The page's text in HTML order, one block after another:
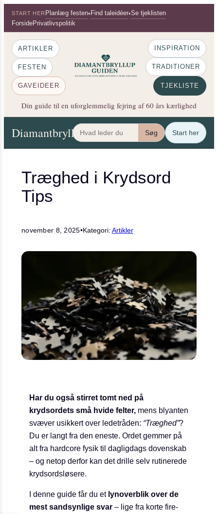
Spring
indhold
START HER Planlæg festen• Find taleidéer•Se tjeklisten
ForsidePrivatlivspolitik
ARTIKLER
FESTEN
GAVEIDEER
INSPIRATION
TRADITIONER
TJEKLISTE
Din guide til en uforglemmelig fejring af 60 års kærlighed
Diamantbryllup Guiden Artikler Festen
Søg Start her
Træghed i Krydsord
Tips
november 8, 2025•Kategori: Artikler
Har du også stirret tomt ned på
krydsordets små hvide felter, mens blyanten
svæver usikkert over ledetråden: “Træghed”?
Du er langt fra den eneste. Ordet gemmer på
alt fra hardcore fysik til dagligdags dovenskab
– og netop derfor kan det drille selv rutinerede
krydsordsløsere.
I denne guide får du et lyn­overblik over de
mest sandsynlige svar – lige fra korte fire-